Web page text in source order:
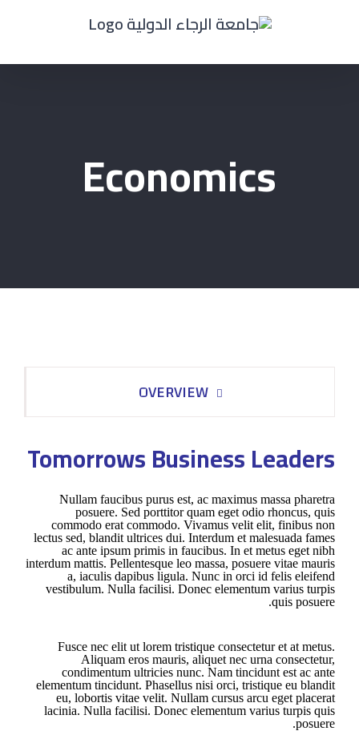
content
Economics
OVERVIEW
Tomorrows Business Leaders
Nullam faucibus purus est, ac maximus massa pharetra
posuere. Sed porttitor quam eget odio rhoncus, quis
commodo erat commodo. Vivamus velit elit, finibus non
lectus sed, blandit ultrices dui. Interdum et malesuada fames
ac ante ipsum primis in faucibus. In et metus eget nibh
interdum mattis. Pellentesque leo massa, posuere vitae mauris
a, iaculis dapibus ligula. Nunc in orci id felis eleifend
vestibulum. Nulla facilisi. Donec elementum varius turpis
quis posuere.
Fusce nec elit ut lorem tristique consectetur et at metus.
Aliquam eros mauris, aliquet nec urna consectetur,
condimentum ultricies nunc. Nam tincidunt est ac ante
elementum tincidunt. Phasellus nisi orci, tristique eu blandit
eu, lobortis vitae velit. Nullam cursus arcu eget placerat
lacinia. Nulla facilisi. Donec elementum varius turpis quis
posuere.